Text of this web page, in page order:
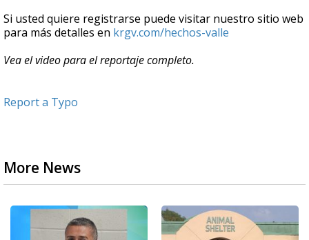
Si usted quiere registrarse puede visitar nuestro sitio web
para más detalles en krgv.com/hechos-valle
Vea el video para el reportaje completo.
Report a Typo
More News